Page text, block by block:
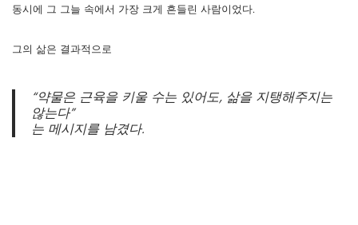
동시에 그 그늘 속에서 가장 크게 흔들린 사람이었다.
그의 삶은 결과적으로
“약물은 근육을 키울 수는 있어도, 삶을 지탱해주지는
않는다”
는 메시지를 남겼다.